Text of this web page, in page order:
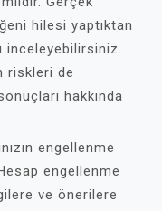
hilesi yaptıktan
inceleyebilirsiniz.
riskleri de
hakkında
engellenme
engellenme
ve önerilere